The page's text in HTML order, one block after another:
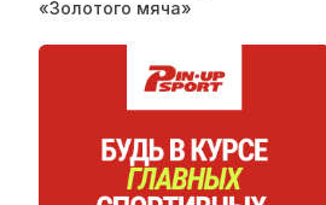
«Золотого мяча»